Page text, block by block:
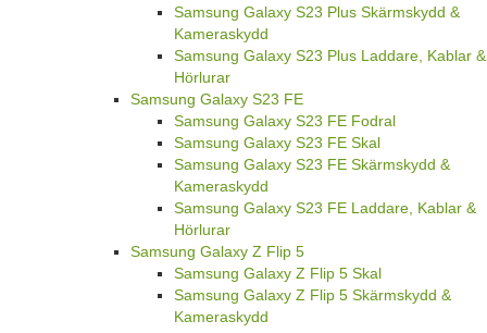
Samsung Galaxy S23 Plus Skärmskydd &
Kameraskydd
Samsung Galaxy S23 Plus Laddare, Kablar &
Hörlurar
Samsung Galaxy S23 FE
Samsung Galaxy S23 FE Fodral
Samsung Galaxy S23 FE Skal
Samsung Galaxy S23 FE Skärmskydd &
Kameraskydd
Samsung Galaxy S23 FE Laddare, Kablar &
Hörlurar
Samsung Galaxy Z Flip 5
Samsung Galaxy Z Flip 5 Skal
Samsung Galaxy Z Flip 5 Skärmskydd &
Kameraskydd